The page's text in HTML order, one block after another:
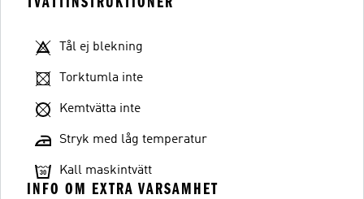
Tål ej blekning
Torktumla inte
Kemtvätta inte
Stryk med låg temperatur
Kall maskintvätt
INFO OM EXTRA VARSAMHET